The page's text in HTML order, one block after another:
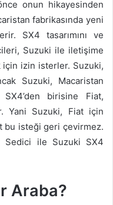
onun hikayesinden
fabrikasında yeni
SX4 tasarımını ve
Suzuki ile iletişime
için izin isterler. Suzuki,
Suzuki, Macaristan
birisine Fiat,
Yani Suzuki, Fiat için
bu isteği geri çevirmez.
Sedici ile Suzuki SX4
Araba?